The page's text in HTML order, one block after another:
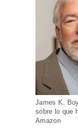
James K.
sobre lo que
Amazon